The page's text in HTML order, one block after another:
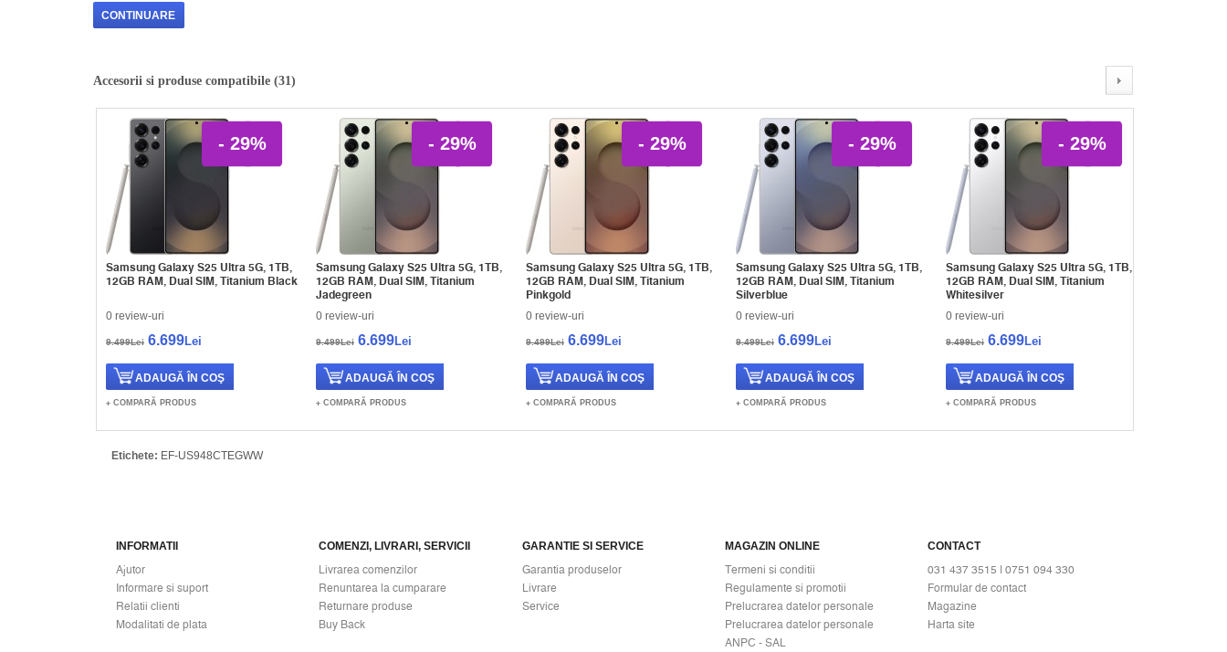
CONTINUARE
Accesorii si produse compatibile (31)
- 29%
Samsung Galaxy S25 Ultra 5G, 1TB,
12GB RAM, Dual SIM, Titanium Black
0 review-uri
9.499Lei 6.699Lei
COMPARĂ PRODUS
- 29%
Samsung Galaxy S25 Ultra 5G, 1TB,
12GB RAM, Dual SIM, Titanium
Jadegreen
0 review-uri
9.499Lei 6.699Lei
COMPARĂ PRODUS
- 29%
Samsung Galaxy S25 Ultra 5G, 1TB,
12GB RAM, Dual SIM, Titanium
Pinkgold
0 review-uri
9.499Lei 6.699Lei
COMPARĂ PRODUS
- 29%
Samsung Galaxy S25 Ultra 5G, 1TB,
12GB RAM, Dual SIM, Titanium
Silverblue
0 review-uri
9.499Lei 6.699Lei
COMPARĂ PRODUS
- 29%
Samsung Galaxy S25 Ultra 5G, 1TB,
12GB RAM, Dual SIM, Titanium
Whitesilver
0 review-uri
9.499Lei 6.699Lei
COMPARĂ PRODUS
Etichete: EF-US948CTEGWW
INFORMATII
Ajutor
Informare si suport
Relatii clienti
Modalitati de plata
COMENZI, LIVRARI, SERVICII
Livrarea comenzilor
Renuntarea la cumparare
Returnare produse
Buy Back
GARANTIE SI SERVICE
Garantia produselor
Livrare
Service
MAGAZIN ONLINE
Termeni si conditii
Regulamente si promotii
Prelucrarea datelor personale
Prelucrarea datelor personale
ANPC - SAL
CONTACT
031 437 3515 | 0751 094 330
Formular de contact
Magazine
Harta site